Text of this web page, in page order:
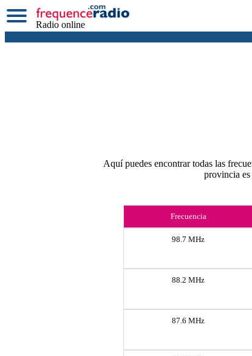
Radio online
Aquí puedes encontrar todas las
provincia es
Frecuencia
98.7 MHz
88.2 MHz
87.6 MHz